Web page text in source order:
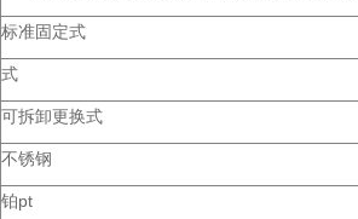
标准固定式
式
可拆卸更换式
不锈钢
铂pt